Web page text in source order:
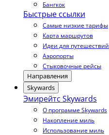
Бангкок
Быстрые ссылки
Самые низкие тарифы
Карта маршрутов
Идеи для путешествий
Аэропорты
Стыковочные рейсы
Направления
Skywards
Эмирейтс Skywards
О программе Skywards
Накопление миль
Использование миль